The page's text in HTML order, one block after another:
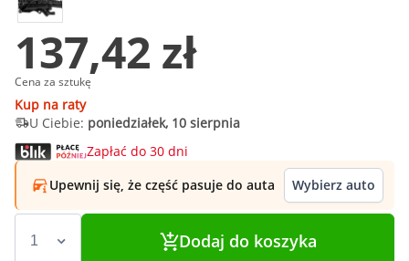
137,42 zł
Cena za sztukę
Kup na raty
U Ciebie: poniedziałek, 10 sierpnia
Zapłać do 30 dni
Upewnij się, że część pasuje do auta
Wybierz auto
Dodaj do koszyka